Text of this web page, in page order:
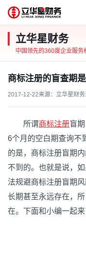
立华星财务
中国领先的360度企业服务
商标注册的盲查期
2017-12-22来源：立华星财务
所谓商标注册盲
6个月的空白期查询不
的是，商标注册盲期
不到的。也就是说，
法规避商标注册盲期
长期甚至永远存在，
在。下面和小编一起